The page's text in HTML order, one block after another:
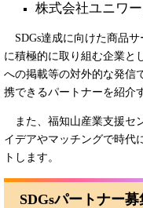
株式会社ユニワー
SDGs達成に向けた商品
に積極的に取り組む企業と
への掲載等の対外的な発信
携できるパートナーを紹介
また、福知山産業支援セ
イデアやマッチングで時代
トします。
SDGsパートナー募